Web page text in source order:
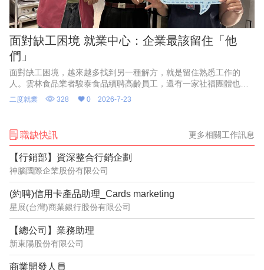
面對缺工困境 就業中心：企業最該留住「他
們」
面對缺工困境，越來越多找到另一種解方，就是留住熟悉工作的
人。雲林食品業者駿泰食品續聘高齡員工，還有一家社福團體也是
留住老員工，不僅解決缺工，且穩定生產力。
二度就業 328 0 2026-7-23
職缺快訊 更多相關工作訊息
【行銷部】資深整合行銷企劃
神腦國際企業股份有限公司
(約聘)信用卡產品助理_Cards marketing
星展(台灣)商業銀行股份有限公司
【總公司】業務助理
新東陽股份有限公司
商業開發人員